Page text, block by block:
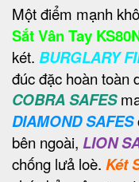
Một điểm mạnh
Sắt Vân Tay
két. BURGLARY
đúc đặc hoàn toàn
COBRA SAFES
DIAMOND SAFES
bên ngoài, LION
chống lưả loè. Két